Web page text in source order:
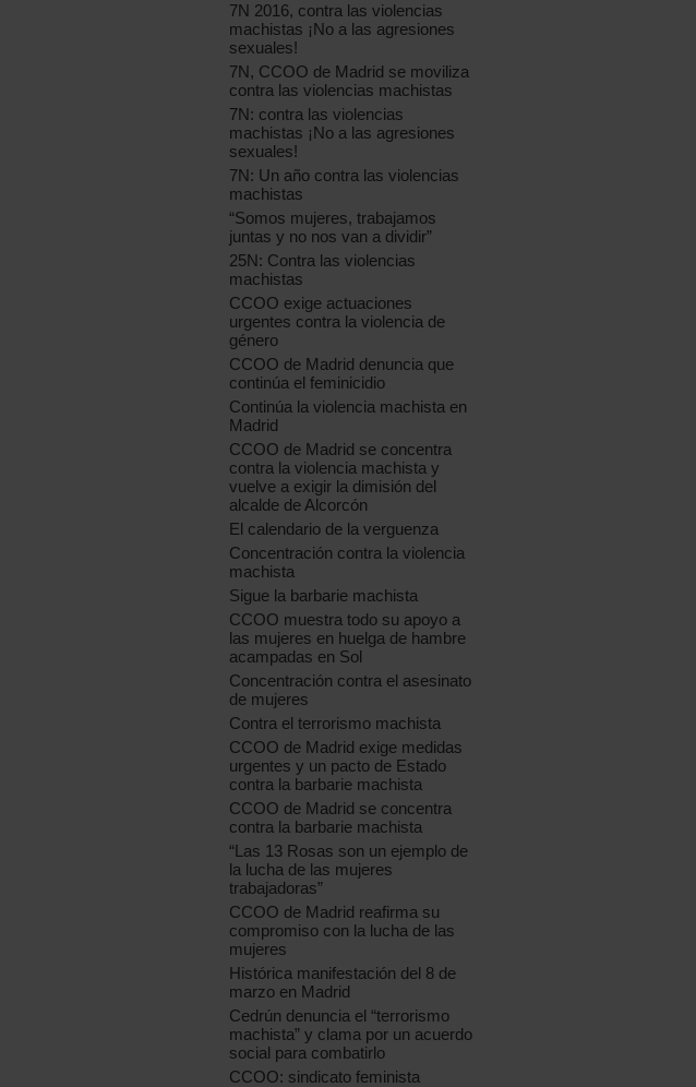
7N 2016, contra las violencias
machistas ¡No a las agresiones
sexuales!
7N, CCOO de Madrid se moviliza
contra las violencias machistas
7N: contra las violencias
machistas ¡No a las agresiones
sexuales!
7N: Un año contra las violencias
machistas
“Somos mujeres, trabajamos
juntas y no nos van a dividir”
25N: Contra las violencias
machistas
CCOO exige actuaciones
urgentes contra la violencia de
género
CCOO de Madrid denuncia que
continúa el feminicidio
Continúa la violencia machista en
Madrid
CCOO de Madrid se concentra
contra la violencia machista y
vuelve a exigir la dimisión del
alcalde de Alcorcón
El calendario de la verguenza
Concentración contra la violencia
machista
Sigue la barbarie machista
CCOO muestra todo su apoyo a
las mujeres en huelga de hambre
acampadas en Sol
Concentración contra el asesinato
de mujeres
Contra el terrorismo machista
CCOO de Madrid exige medidas
urgentes y un pacto de Estado
contra la barbarie machista
CCOO de Madrid se concentra
contra la barbarie machista
“Las 13 Rosas son un ejemplo de
la lucha de las mujeres
trabajadoras”
CCOO de Madrid reafirma su
compromiso con la lucha de las
mujeres
Histórica manifestación del 8 de
marzo en Madrid
Cedrún denuncia el “terrorismo
machista” y clama por un acuerdo
social para combatirlo
CCOO: sindicato feminista